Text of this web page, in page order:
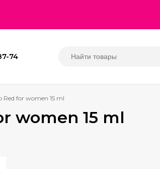
74
Red for women 15 ml
women 15 ml